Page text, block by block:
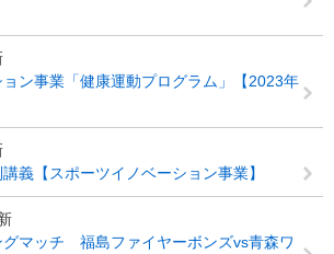
ン事業「健康運動プログラム」【2023年
義【スポーツイノベーション事業】
グマッチ 福島ファイヤーボンズvs青森ワ